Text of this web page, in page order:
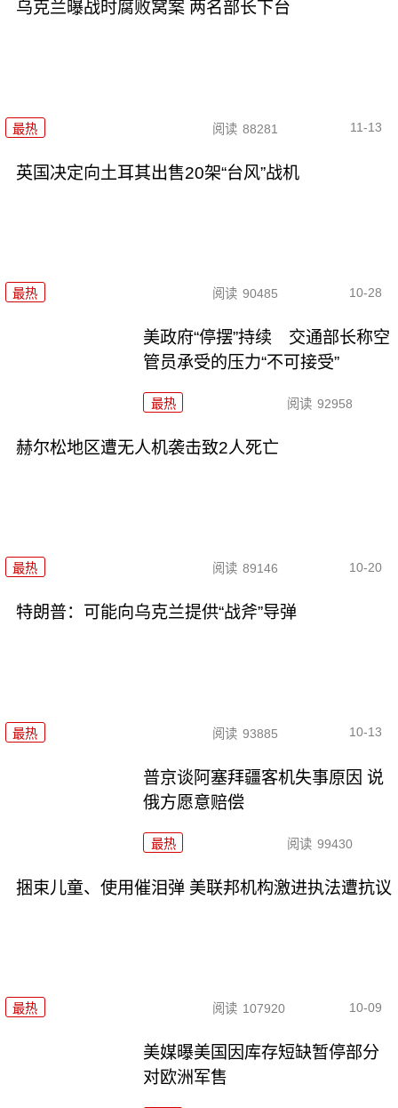
乌克兰曝战时腐败窝案 两名部长下台
最热 阅读 88281 11-13
英国决定向土耳其出售20架“台风”战机
最热 阅读 90485 10-28
美政府“停摆”持续 交通部长称空
管员承受的压力“不可接受”
最热 阅读 92958
赫尔松地区遭无人机袭击致2人死亡
最热 阅读 89146 10-20
特朗普：可能向乌克兰提供“战斧”导弹
最热 阅读 93885 10-13
普京谈阿塞拜疆客机失事原因 说
俄方愿意赔偿
最热 阅读 99430
捆束儿童、使用催泪弹 美联邦机构激进执法遭抗议
最热 阅读 107920 10-09
美媒曝美国因库存短缺暂停部分
对欧洲军售